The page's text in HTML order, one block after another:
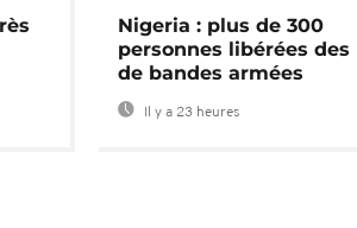
Nigeria : plus de 300
personnes libérées des
de bandes armées
Il y a 23 heures